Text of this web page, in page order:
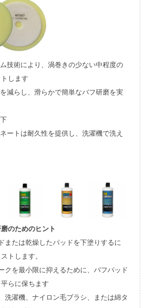
技術により、渦巻きの少ない中程度の
します
減らし、滑らかで簡単なバフ研磨を実
ートは耐久性を提供し、洗濯機で洗え
のためのヒント
または乾燥したパッドを下塗りするに
トします。
クを最小限に抑えるために、バフパッド
らに保ちます
洗濯機、ナイロン毛ブラシ、または綿タ